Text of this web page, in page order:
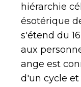
hiérarchie
ésotérique
s'étend du
aux
ange est
d'un cycle et